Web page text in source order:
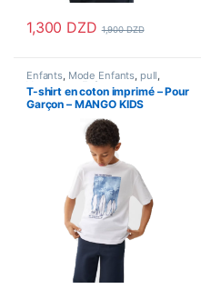
1,300 DZD 1,900DZD
Ce produit a plusieurs
Enfants Mode Enfants pull
Vetements Enfants
T-shirt en coton imprimé – Pour
Garçon – MANGO KIDS